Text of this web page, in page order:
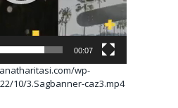
00:07
wp-
10/3.Sagbanner-caz3.mp4